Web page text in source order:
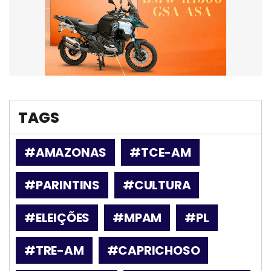
TAGS
#AMAZONAS
#TCE-AM
#PARINTINS
#CULTURA
#ELEIÇÕES
#MPAM
#PL
#TRE-AM
#CAPRICHOSO